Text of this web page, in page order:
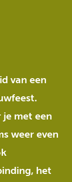
van een
met een
weer even
het